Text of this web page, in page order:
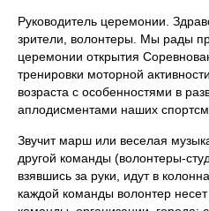
Руководитель церемонии.
зрители, волонтеры. Мы рады
церемонии открытия
тренировки моторной
возраста с особенностями в
аплодисментами наших
Звучит марш или веселая
другой команды (волонтеры-
взявшись за руки, идут в
каждой команды волонтер